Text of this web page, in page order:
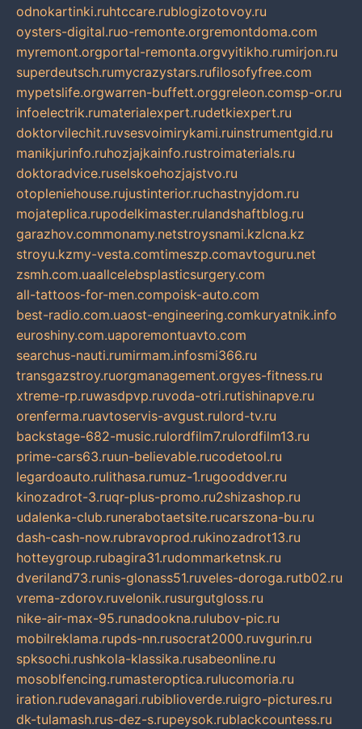
odnokartinki.ruhtccare.rublogizotovoy.ru
oysters-digital.ruo-remonte.orgremontdoma.com
myremont.orgportal-remonta.orgvyitikho.rumirjon.ru
superdeutsch.rumycrazystars.rufilosofyfree.com
mypetslife.orgwarren-buffett.orggreleon.comsp-or.ru
infoelectrik.rumaterialexpert.rudetkiexpert.ru
doktorvilechit.ruvsesvoimirykami.ruinstrumentgid.ru
manikjurinfo.ruhozjajkainfo.rustroimaterials.ru
doktoradvice.ruselskoehozjajstvo.ru
otopleniehouse.rujustinterior.ruchastnyjdom.ru
mojateplica.rupodelkimaster.rulandshaftblog.ru
garazhov.commonamy.netstroysnami.kzlcna.kz
stroyu.kzmy-vesta.comtimeszp.comavtoguru.net
zsmh.com.uaallcelebsplasticsurgery.com
all-tattoos-for-men.compoisk-auto.com
best-radio.com.uaost-engineering.comkuryatnik.info
euroshiny.com.uaporemontuavto.com
searchus-nauti.rumirmam.infosmi366.ru
transgazstroy.ruorgmanagement.orgyes-fitness.ru
xtreme-rp.ruwasdpvp.ruvoda-otri.rutishinapve.ru
orenferma.ruavtoservis-avgust.rulord-tv.ru
backstage-682-music.rulordfilm7.rulordfilm13.ru
prime-cars63.ruun-believable.rucodetool.ru
legardoauto.rulithasa.rumuz-1.rugooddver.ru
kinozadrot-3.ruqr-plus-promo.ru2shizashop.ru
udalenka-club.runerabotaetsite.rucarszona-bu.ru
dash-cash-now.rubravoprod.rukinozadrot13.ru
hotteygroup.rubagira31.rudommarketnsk.ru
dveriland73.runis-glonass51.ruveles-doroga.rutb02.ru
vrema-zdorov.ruvelonik.rusurgutgloss.ru
nike-air-max-95.runadookna.rulubov-pic.ru
mobilreklama.rupds-nn.rusocrat2000.ruvgurin.ru
spksochi.rushkola-klassika.rusabeonline.ru
mosoblfencing.rumasteroptica.rulucomoria.ru
iration.rudevanagari.rubiblioverde.ruigro-pictures.ru
dk-tulamash.rus-dez-s.rupeysok.rublackcountess.ru